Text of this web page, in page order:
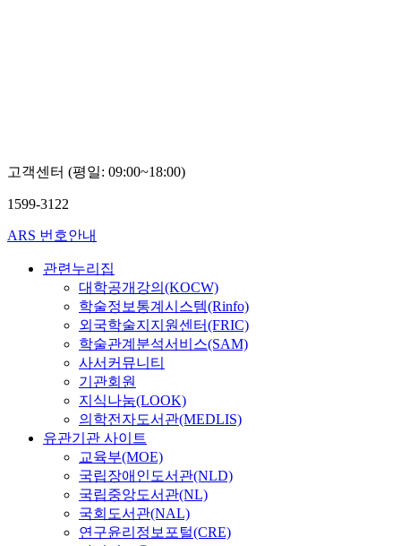
고객센터 (평일: 09:00~18:00)
1599-3122
ARS 번호안내
관련누리집
대학공개강의(KOCW)
학술정보통계시스템(Rinfo)
외국학술지지원센터(FRIC)
학술관계분석서비스(SAM)
사서커뮤니티
기관회원
지식나눔(LOOK)
의학전자도서관(MEDLIS)
유관기관 사이트
교육부(MOE)
국립장애인도서관(NLD)
국립중앙도서관(NL)
국회도서관(NAL)
연구윤리정보포털(CRE)